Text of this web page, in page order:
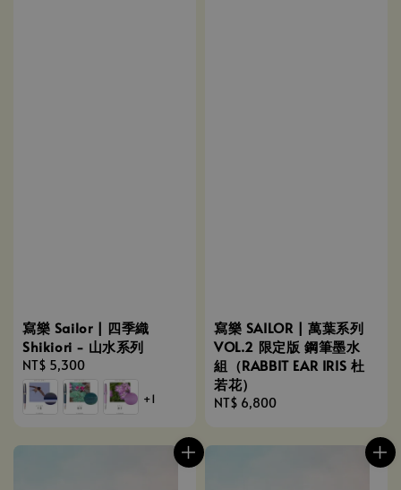
寫樂 Sailor | 四季織
Shikiori - 山水系列
Regular
price
NT$ 5,300
+1
寫樂 SAILOR | 萬葉系列
VOL.2 限定版 鋼筆墨水
組（RABBIT EAR IRIS 杜
若花）
Regular
NT$ 6,800